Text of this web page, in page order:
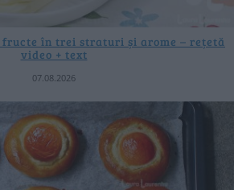
în trei straturi și arome – rețetă
video + text
07.08.2026